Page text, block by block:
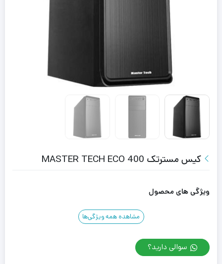
کیس مسترتک MASTER TECH ECO 400
ویژگی های محصول
مشاهده همه ویژگی‌ها
سوالی دارید؟